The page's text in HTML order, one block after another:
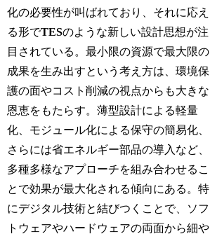
化の必要性が叫ばれており、それに応え
る形でTESのような新しい設計思想が注
目されている。最小限の資源で最大限の
成果を生み出すという考え方は、環境保
護の面やコスト削減の視点からも大きな
恩恵をもたらす。薄型設計による軽量
化、モジュール化による保守の簡易化、
さらには省エネルギー部品の導入など、
多種多様なアプローチを組み合わせるこ
とで効果が最大化される傾向にある。特
にデジタル技術と結びつくことで、ソフ
トウェアやハードウェアの両面から細や